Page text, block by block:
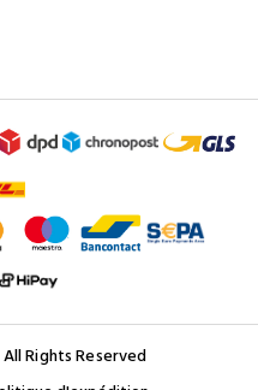
Rights Reserved